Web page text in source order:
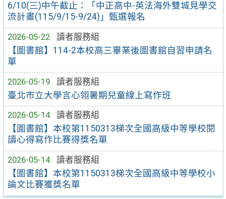
6/10(三)中午截止：「中正高中-英法海外雙城見學交
流計畫(115/9/15-9/24)」甄選報名
2026-05-22
讀者服務組
【圖書館】114-2本校高三畢業後圖書館自習申請名
單
2026-05-19
讀者服務組
臺北市立大學言心翎暑期兒童線上寫作班
2026-05-14
讀者服務組
【圖書館】本校第1150313梯次全國高級中等學校閱
讀心得寫作比賽得獎名單
2026-05-14
讀者服務組
【圖書館】本校第1150313梯次全國高級中等學校小
論文比賽獲獎名單